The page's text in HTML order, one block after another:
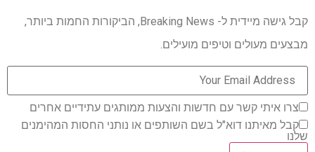
קבל גישה מיידית ל- Breaking News, הביקורות החמות ביותר,
מבצעים מעולים וטיפים מועילים.
צרו איתי קשר עם חדשות והצעות ממותגים עתידיים אחרים
קבל מאיתנו דוא"ל בשם השותפים או נותני החסות המהימנים
שלנו